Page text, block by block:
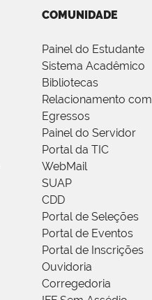
COMUNIDADE
Painel do Estudante
Sistema Acadêmico
Bibliotecas
Relacionamento com
Egressos
Painel do Servidor
Portal da TIC
WebMail
SUAP
CDD
Portal de Seleções
Portal de Eventos
Portal de Inscrições
Ouvidoria
Corregedoria